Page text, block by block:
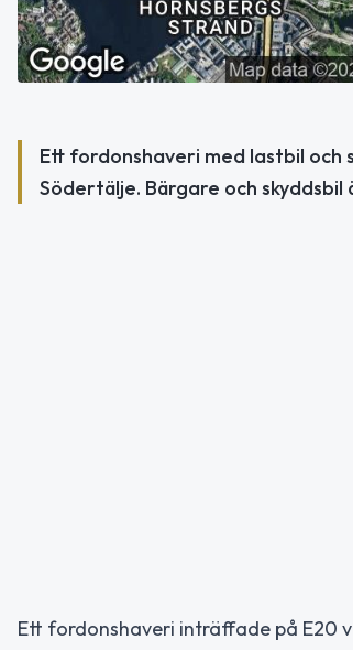
Ett fordonshaveri med lastbil
Södertälje. Bärgare och skyddsbil
Ett fordonshaveri inträffade på E20